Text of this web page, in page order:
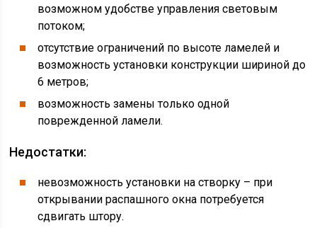
возможном удобстве управления световым
потоком;
отсутствие ограничений по высоте ламелей и
возможность установки конструкции шириной до
6 метров;
возможность замены только одной
поврежденной ламели.
Недостатки:
невозможность установки на створку – при
открывании распашного окна потребуется
сдвигать штору.